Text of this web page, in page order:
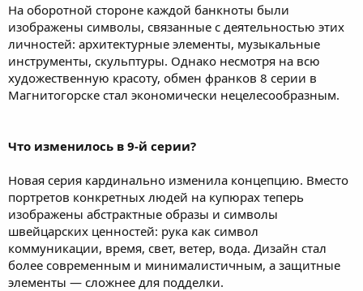
На оборотной стороне каждой банкноты были
изображены символы, связанные с деятельностью этих
личностей: архитектурные элементы, музыкальные
инструменты, скульптуры. Однако несмотря на всю
художественную красоту, обмен франков 8 серии в
Магнитогорске стал экономически нецелесообразным.
Что изменилось в 9-й серии?
Новая серия кардинально изменила концепцию. Вместо
портретов конкретных людей на купюрах теперь
изображены абстрактные образы и символы
швейцарских ценностей: рука как символ
коммуникации, время, свет, ветер, вода. Дизайн стал
более современным и минималистичным, а защитные
элементы — сложнее для подделки.